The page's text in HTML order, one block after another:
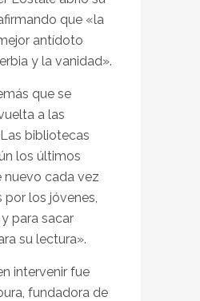
que «la
antídoto
y la vanidad».
que se
a las
bibliotecas
los últimos
nuevo cada vez
por los jóvenes,
para sacar
su lectura».
intervenir fue
fundadora de